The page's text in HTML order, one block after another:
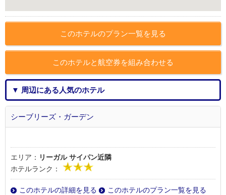
このホテルのプラン一覧を見る
このホテルと航空券を組み合わせる
▼ 周辺にある人気のホテル
シーブリーズ・ガーデン
エリア： リーガル サイパン近隣
ホテルランク：
このホテルの詳細を見る
このホテルのプラン一覧を見る